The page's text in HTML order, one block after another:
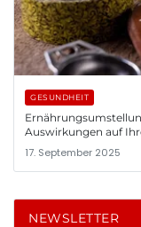
GESUNDHEIT
Auswirkungen auf
17. September 2025
NEWSLETTER